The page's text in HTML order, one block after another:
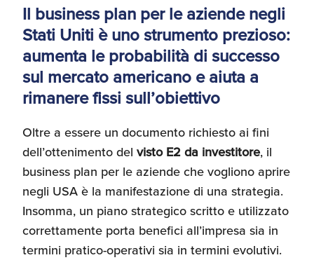
Il business plan per le aziende negli
Stati Uniti è uno strumento prezioso:
aumenta le probabilità di successo
sul mercato americano e aiuta a
rimanere fissi sull’obiettivo
Oltre a essere un documento richiesto ai fini
dell’ottenimento del visto E2 da investitore, il
business plan per le aziende che vogliono aprire
negli USA è la manifestazione di una strategia.
Insomma, un piano strategico scritto e utilizzato
correttamente porta benefici all’impresa sia in
termini pratico-operativi sia in termini evolutivi.